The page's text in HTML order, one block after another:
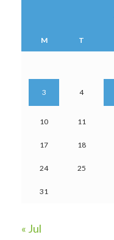
M T
3 4
10 11
17 18
24 25
31
« Jul